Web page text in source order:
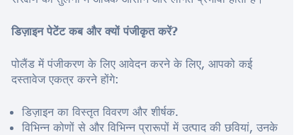
डिज़ाइन पेटेंट कब और क्यों पंजीकृत करें?
पोलैंड में पंजीकरण के लिए आवेदन करने के लिए, आपको कई
दस्तावेज एकत्र करने होंगे:
डिज़ाइन का विस्तृत विवरण और शीर्षक.
विभिन्न कोणों से और विभिन्न प्रारूपों में उत्पाद की छवियां, उनके